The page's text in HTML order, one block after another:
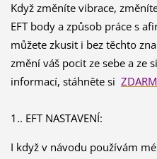
Když změníte vibrace,
EFT body a způsob práce s
můžete zkusit i bez těchto
změní váš pocit ze sebe a ze
informací, stáhněte si
1.. EFT NASTAVENÍ:
I když v návodu používám